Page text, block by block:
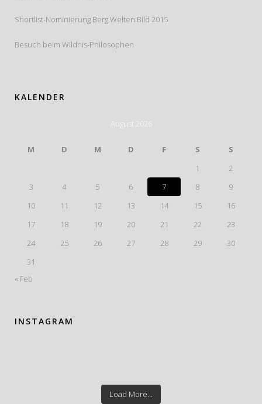
Shortlist-Nominierung Berg.Welten.Bild 2015
Besuch beim Wildnis-Philosophen
KALENDER
August 2026
M D M D F S
S
1
2
3
4 5 6 7 8
9
10
11 12 13 14 15
16
17
18 19 20 21 22
23
24
25 26 27 28 29
30
31
« Feb
INSTAGRAM
Load More...